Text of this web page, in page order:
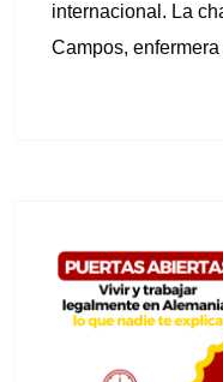
internacional. La
Campos,